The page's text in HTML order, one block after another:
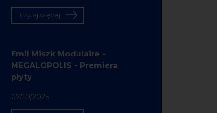
czytaj więcej
Emil Miszk Modulaire -
MEGALOPOLIS - Premiera
płyty
07/10/2026